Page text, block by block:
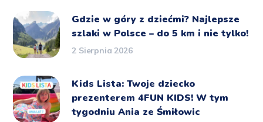
Gdzie w góry z dziećmi? Najlepsze
szlaki w Polsce – do 5 km i nie tylko!
2 Sierpnia 2026
Kids Lista: Twoje dziecko
prezenterem 4FUN KIDS! W tym
tygodniu Ania ze Śmiłowic